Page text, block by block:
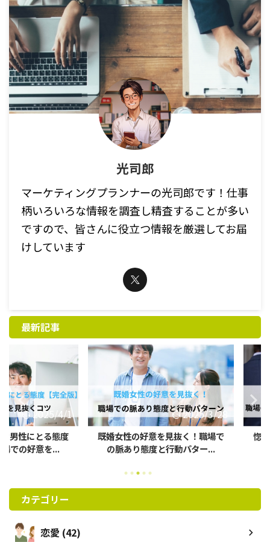
光司郎
マーケティングプランナーの光司郎です！仕事
柄いろいろな情報を調査し精査することが多い
ですので、皆さんに役立つ情報を厳選してお届
けしています
最新記事
2025/4/1
とる態度
意を...
2025/3/28
既婚女性の好意を見抜く！職場で
の脈あり態度と行動パター...
惚れてる
カテゴリー
恋愛 (42)